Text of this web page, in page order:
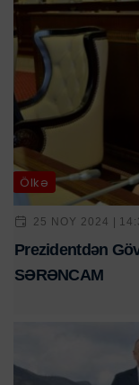
Ölkə
25 NOY 2024 |
Prezidentdən
SƏRƏNCAM